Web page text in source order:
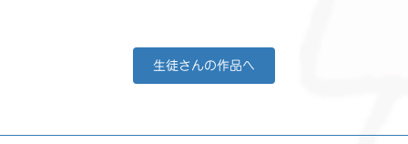
生徒さんの作品へ